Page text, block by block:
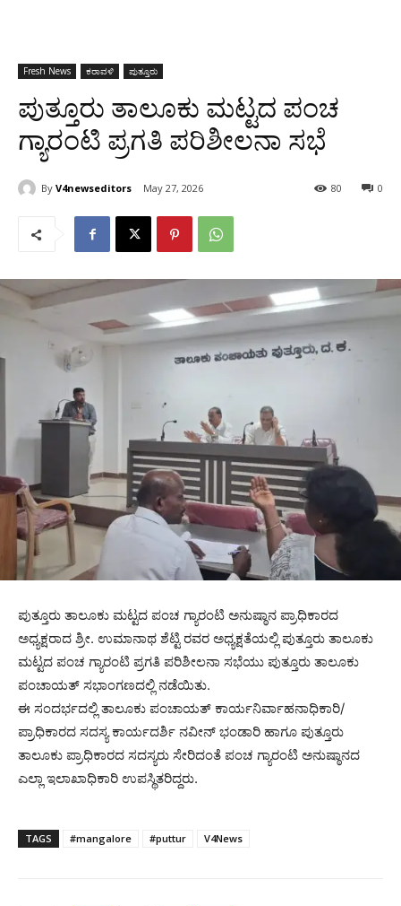
Fresh News ಕರಾವಳಿ ಪುತ್ತೂರು
ಪುತ್ತೂರು ತಾಲೂಕು ಮಟ್ಟದ ಪಂಚ
ಗ್ಯಾರಂಟಿ ಪ್ರಗತಿ ಪರಿಶೀಲನಾ ಸಭೆ
By V4newseditors May 27, 2026 0
80
ಪುತ್ತೂರು ತಾಲೂಕು ಮಟ್ಟದ ಪಂಚ ಗ್ಯಾರಂಟಿ ಅನುಷ್ಠಾನ ಪ್ರಾಧಿಕಾರದ
ಅಧ್ಯಕ್ಷರಾದ ಶ್ರೀ. ಉಮಾನಾಥ ಶೆಟ್ಟಿ ರವರ ಅಧ್ಯಕ್ಷತೆಯಲ್ಲಿ ಪುತ್ತೂರು ತಾಲೂಕು
ಮಟ್ಟದ ಪಂಚ ಗ್ಯಾರಂಟಿ ಪ್ರಗತಿ ಪರಿಶೀಲನಾ ಸಭೆಯು ಪುತ್ತೂರು ತಾಲೂಕು
ಪಂಚಾಯತ್ ಸಭಾಂಗಣದಲ್ಲಿ ನಡೆಯಿತು.
ಈ ಸಂದರ್ಭದಲ್ಲಿ ತಾಲೂಕು ಪಂಚಾಯತ್ ಕಾರ್ಯನಿರ್ವಾಹನಾಧಿಕಾರಿ/
ಪ್ರಾಧಿಕಾರದ ಸದಸ್ಯ ಕಾರ್ಯದರ್ಶಿ ನವೀನ್ ಭಂಡಾರಿ ಹಾಗೂ ಪುತ್ತೂರು
ತಾಲೂಕು ಪ್ರಾಧಿಕಾರದ ಸದಸ್ಯರು ಸೇರಿದಂತೆ ಪಂಚ ಗ್ಯಾರಂಟಿ ಅನುಷ್ಠಾನದ
ಎಲ್ಲಾ ಇಲಾಖಾಧಿಕಾರಿ ಉಪಸ್ಥಿತರಿದ್ದರು.
TAGS #mangalore #puttur V4News